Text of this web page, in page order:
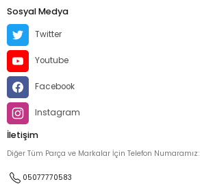
Sosyal Medya
Twitter
Youtube
Facebook
Instagram
İletişim
Diğer Tüm Parça ve Markalar İçin Telefon Numaramız:
05077770583